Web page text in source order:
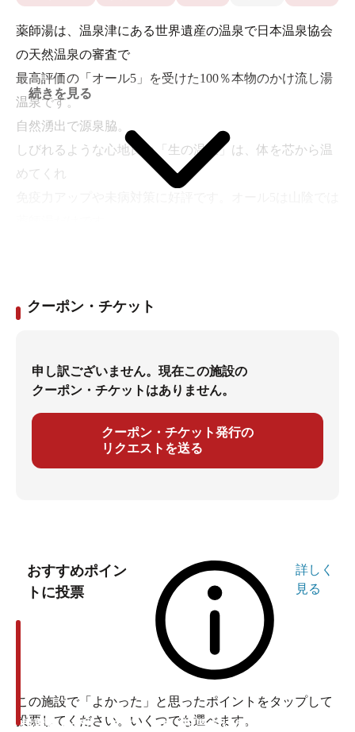
薬師湯は、温泉津にある世界遺産の温泉で日本温泉協会
の天然温泉の審査で
最高評価の「オール5」を受けた100％本物のかけ流し湯
温泉です。
自然湧出で源泉脇。
しびれるような心地良い「生の温泉」は、体を芯から温
めてくれ
続きを見る
クーポン・チケット
申し訳ございません。現在この施設の
クーポン・チケットはありません。
クーポン・チケット発行の
リクエストを送る
おすすめポイン
トに投票
詳しく
見る
この施設で「よかった」と思ったポイントをタップして
投票してください。いくつでも選べます。
投票ありがとうございます 投票ありがとうございます